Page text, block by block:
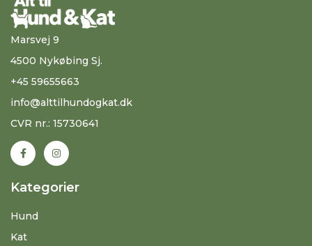
Marsvej 9
4500 Nykøbing Sj.
+45 59655663
info@alttilhundogkat.dk
CVR nr.: 15730641
Kategorier
Hund
Kat